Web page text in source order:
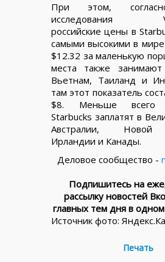
При этом,
исследования
российские цены в
самыми высокими в
$12.32 за маленькую
места также
Вьетнам, Таиланд и
там этот показатель
$8. Меньше всего
Starbucks заплатят в
Австралии, Новой
Ирландии и Канады.
Деловое сообщество -
Подпишитесь на
рассылку новостей
главных тем дня в
Источник фото:
Печать